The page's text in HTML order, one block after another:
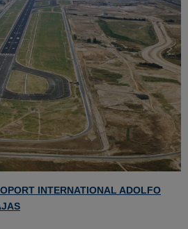
INTERNATIONAL ADOLFO